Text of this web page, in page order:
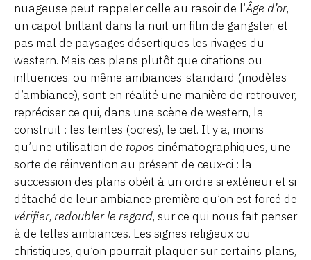
nuageuse peut rappeler celle au rasoir de l’Âge d’or,
un capot brillant dans la nuit un film de gangster, et
pas mal de paysages désertiques les rivages du
western. Mais ces plans plutôt que citations ou
influences, ou même ambiances-standard (modèles
d’ambiance), sont en réalité une manière de retrouver,
repréciser ce qui, dans une scène de western, la
construit : les teintes (ocres), le ciel. Il y a, moins
qu’une utilisation de topos cinématographiques, une
sorte de réinvention au présent de ceux-ci : la
succession des plans obéit à un ordre si extérieur et si
détaché de leur ambiance première qu’on est forcé de
vérifier, redoubler le regard, sur ce qui nous fait penser
à de telles ambiances. Les signes religieux ou
christiques, qu’on pourrait plaquer sur certains plans,